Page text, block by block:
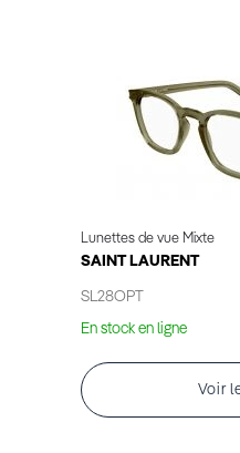
Lunettes de vue Mixte
SAINT LAURENT
SL28OPT
En stock en ligne
Voir